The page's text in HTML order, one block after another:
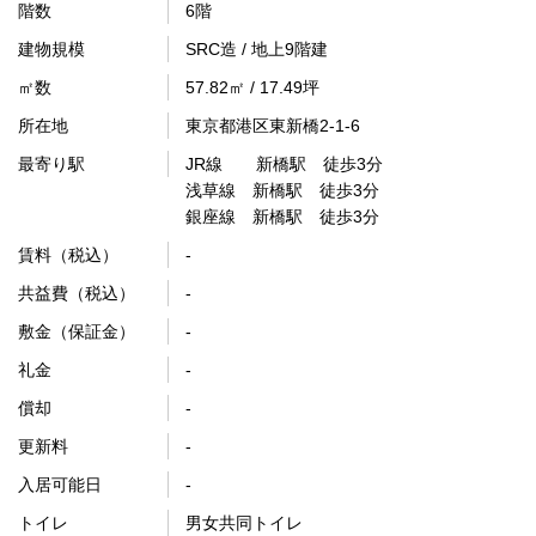
階数
6階
建物規模
SRC造 / 地上9階建
㎡数
57.82㎡ / 17.49坪
所在地
東京都港区東新橋2-1-6
最寄り駅
JR線 新橋駅 徒歩3分
浅草線 新橋駅 徒歩3分
銀座線 新橋駅 徒歩3分
賃料（税込）
-
共益費（税込）
-
敷金（保証金）
-
礼金
-
償却
-
更新料
-
入居可能日
-
トイレ
男女共同トイレ